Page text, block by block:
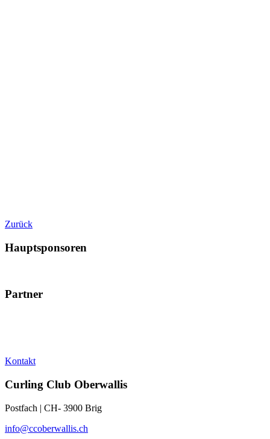
Zurück
Hauptsponsoren
Partner
Kontakt
Curling Club Oberwallis
Postfach | CH- 3900 Brig
info@ccoberwallis.ch